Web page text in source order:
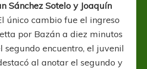
Sánchez Sotelo y Joaquín
único cambio fue el ingreso
por Bazán a diez minutos
segundo encuentro, el juvenil
al anotar el segundo y